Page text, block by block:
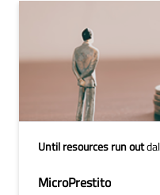
Until resources run out
MicroPrestito